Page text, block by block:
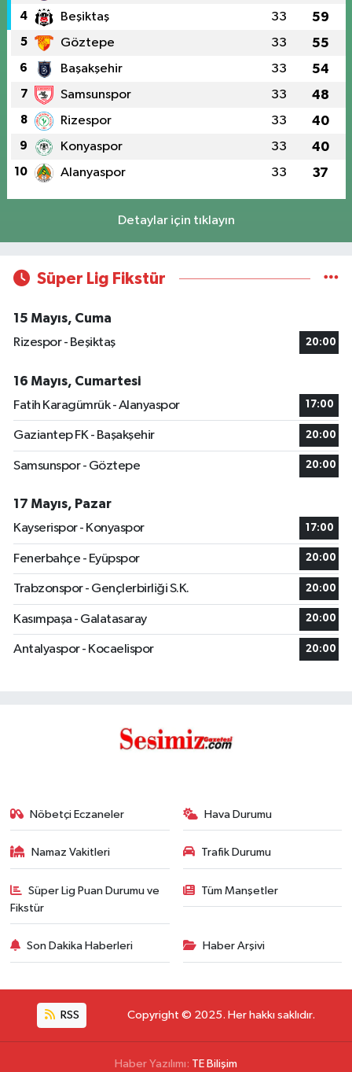
4 Beşiktaş 33 59
5 Göztepe 33 55
6 Başakşehir 33 54
7 Samsunspor 33 48
8 Rizespor 33 40
9 Konyaspor 33 40
10 Alanyaspor 33 37
Detaylar için tıklayın
Süper Lig Fikstür
15 Mayıs, Cuma
Rizespor - Beşiktaş
20:00
16 Mayıs, Cumartesi
Fatih Karagümrük - Alanyaspor
17:00
Gaziantep FK - Başakşehir 20:00
Samsunspor - Göztepe 20:00
17 Mayıs, Pazar
Kayserispor - Konyaspor
17:00
Fenerbahçe - Eyüpspor 20:00
Trabzonspor - Gençlerbirliği S.K. 20:00
Kasımpaşa - Galatasaray 20:00
Antalyaspor - Kocaelispor 20:00
Nöbetçi Eczaneler Hava Durumu
Namaz Vakitleri Trafik Durumu
Süper Lig Puan Durumu ve
Fikstür
Tüm Manşetler
Son Dakika Haberleri Haber Arşivi
RSS Copyright © 2025. Her hakkı saklıdır.
Haber Yazılımı: TE Bilişim